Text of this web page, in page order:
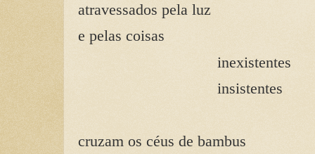
atravessados pela luz
e pelas coisas
inexistentes
insistentes
cruzam os céus de bambus